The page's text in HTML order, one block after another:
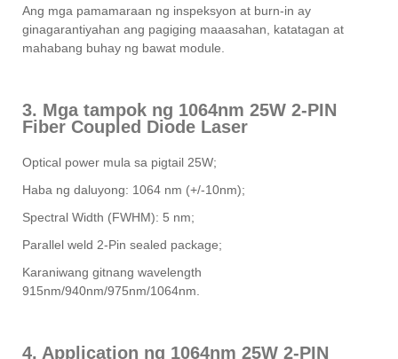
Ang mga pamamaraan ng inspeksyon at burn-in ay
ginagarantiyahan ang pagiging maaasahan, katatagan at
mahabang buhay ng bawat module.
3. Mga tampok ng 1064nm 25W 2-PIN
Fiber Coupled Diode Laser
Optical power mula sa pigtail 25W;
Haba ng daluyong: 1064 nm (+/-10nm);
Spectral Width (FWHM): 5 nm;
Parallel weld 2-Pin sealed package;
Karaniwang gitnang wavelength
915nm/940nm/975nm/1064nm.
4. Application ng 1064nm 25W 2-PIN